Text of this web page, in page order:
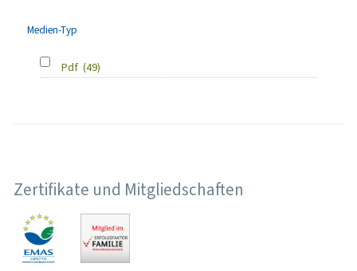
Medien-Typ
Pdf (49)
Zertifikate und Mitgliedschaften